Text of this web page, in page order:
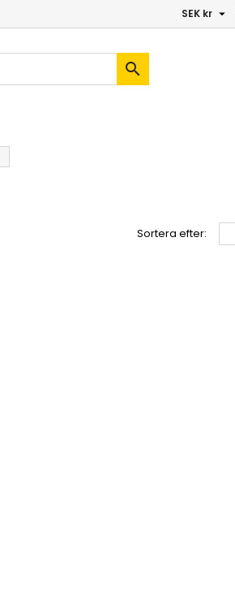
SEK kr 

Sortera efter: